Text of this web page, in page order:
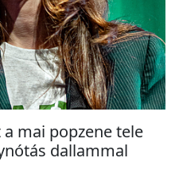
mai popzene tele
dallammal